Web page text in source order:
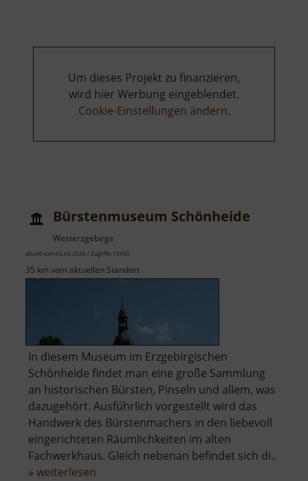
Um dieses Projekt zu finanzieren,
wird hier Werbung eingeblendet.
Cookie-Einstellungen ändern.
Bürstenmuseum Schönheide
Westerzgebirge
aktuell vom 05.06.2026 / Zugriffe: 15665
35 km vom aktuellen Standort
In diesem Museum im Erzgebirgischen
Schönheide findet man eine große Sammlung
an historischen Bürsten, Pinseln und allem, was
dazugehört. Ausführlich vorgestellt wird das
Handwerk des Bürstenmachers in den liebevoll
eingerichteten Räumlichkeiten im alten
Fachwerkhaus. Gleich nebenan befindet sich di..
» weiterlesen